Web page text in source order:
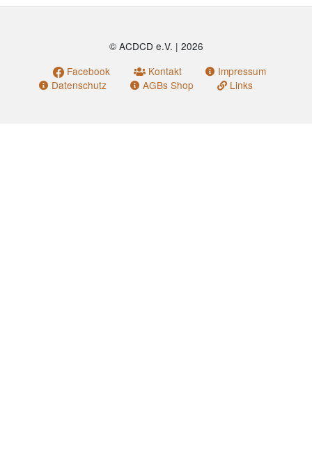
© ACDCD e.V. | 2026
Facebook
Kontakt
Impressum
Datenschutz
AGBs Shop Links